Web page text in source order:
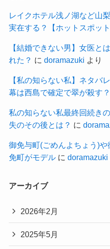
レイクホテル浅ノ湖など山
実在する？【ホットスポット
【結婚できない男】女医と
れた？ に doramazuki より
【私の知らない私】ネタバ
幕は西島で確定で翠が殺す？
私の知らない私最終回続き
失のその後とは？ に
御免与町(ごめんよちょう)
免町がモデルに doramazuki
アーカイブ
2026年2月
2025年5月